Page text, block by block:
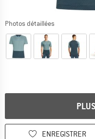
Photos détaillées
ENREGISTRER